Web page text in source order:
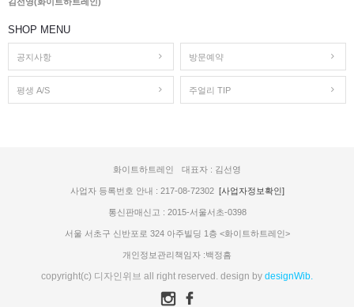
김선영(화이트하트레인)
SHOP MENU
공지사항 방문예약
평생 A/S 주얼리 TIP
화이트하트레인 대표자 : 김선영
사업자 등록번호 안내 : 217-08-72302 [사업자정보확인]
통신판매신고 : 2015-서울서초-0398
서울 서초구 신반포로 324 아주빌딩 1층 <화이트하트레인>
개인정보관리책임자 :백정흠
copyright(c) 디자인위브 all right reserved. design by designWib.